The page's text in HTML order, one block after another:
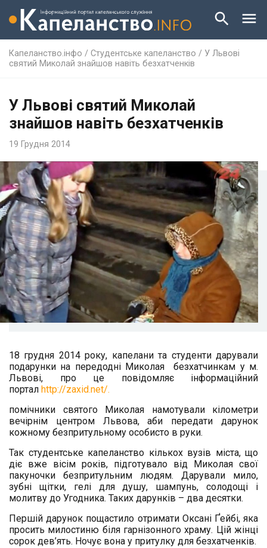
Капеланство.інфо / Студентське капеланство / У Львові
святий Миколай знайшов навіть безхатченків
У Львові святий Миколай
знайшов навіть безхатченків
19 Грудня 2014
18 грудня 2014 року, капелани та студенти дарували
подарунки на передодні Миколая безхатчинкам у м.
Львові, про це повідомляє інформаційний
портал http://zaxid.net/.
помічники святого Миколая намотували кілометри
вечірнім центром Львова, аби передати дарунок
кожному безпритульному особисто в руки.
Так студентське капеланство кількох вузів міста, що
діє вже вісім років, підготувало від Миколая свої
пакуночки безпритульним людям. Дарували мило,
зубні щітки, гелі для душу, шампунь, солодощі і
молитву до Угодника. Таких дарунків – два десятки.
Першій дарунок пощастило отримати Оксані Ґейбі, яка
просить милостиню біля гарнізонного храму. Цій жінці
сорок дев’ять. Ночує вона у притулку для безхатченків.